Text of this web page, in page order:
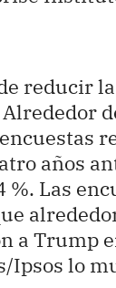
reducir
años
Las
a Trump
Ipsos lo